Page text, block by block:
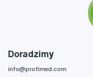
Doradzimy
info@profimed.com